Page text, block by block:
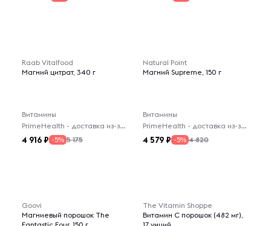
Raab Vitalfood
Магний цитрат, 340 г
Витамины
PrimeHealth - доставка из-за рубежа
4 916 -5% 5 175
Natural Point
Магний Supreme, 150 г
Витамины
PrimeHealth - доставка из-за рубежа
4 579 -5% 4 820
Goovi
Магниевый порошок The
The Vitamin Shoppe
Витамин C порошок (482 мг),